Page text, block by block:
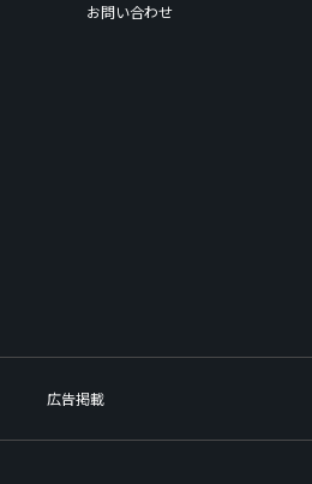
お問い合わせ
広告掲載